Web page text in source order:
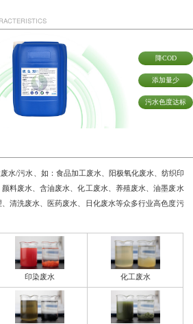
降COD
添加量少
污水色度达标
/污水、如：食品加工废水、阳极氧化废水、纺织印
颜料废水、含油废水、化工废水、养殖废水、油墨废水
清洗废水、医药废水、
日化废水等众多行业高色度污
印染废水 化工废水